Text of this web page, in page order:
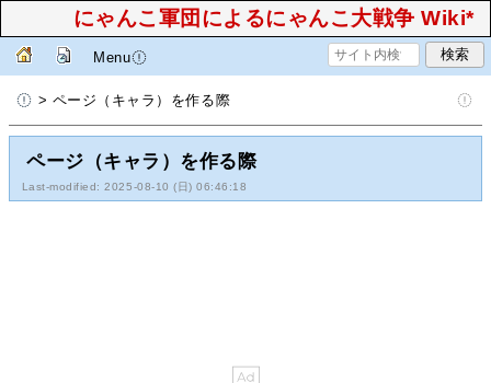
にゃんこ軍団によるにゃんこ大戦争 Wiki*
Menu
> ページ（キャラ）を作る際
ページ（キャラ）を作る際
Last-modified: 2025-08-10 (日) 06:46:18